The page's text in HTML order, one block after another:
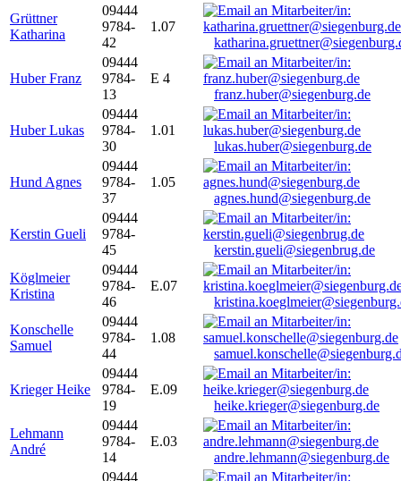
Grüttner
Katharina
09444
9784-
42
1.07
Huber Franz
09444
9784-
13
E 4
franz.huber@siegenburg.de
Huber Lukas
09444
9784-
30
1.01
lukas.huber@siegenburg.de
Hund Agnes
09444
9784-
37
1.05
agnes.hund@siegenburg.de
Kerstin Gueli
09444
9784-
45
kerstin.gueli@siegenbrug.de
Köglmeier
Kristina
09444
9784-
46
E.07
Konschelle
Samuel
09444
9784-
44
1.08
Krieger Heike
09444
9784-
19
E.09
heike.krieger@siegenburg.de
Lehmann
André
09444
9784-
14
E.03
andre.lehmann@siegenburg.de
09444